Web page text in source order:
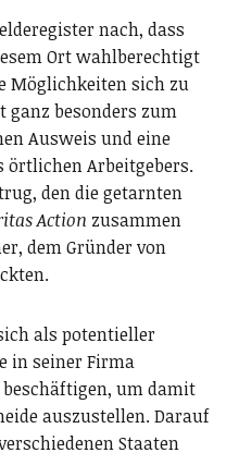
nach, dass
Ort wahlberechtigt
Möglichkeiten sich zu
ganz besonders zum
Ausweis und eine
örtlichen Arbeitgebers.
den die getarnten
Action zusammen
dem Gründer von
als potentieller
in seiner Firma
um damit
auszustellen. Darauf
Staaten